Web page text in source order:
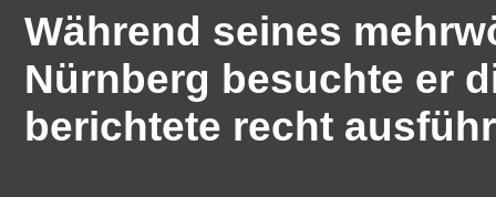
Während seines
Nürnberg besuchte er
berichtete recht